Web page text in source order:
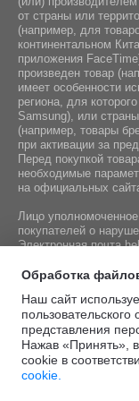
Встроенный
Siri
от страны или
(например, для
континентальном
приложения
произведен товар
имеет особенности
региона, для
Samsung), или
(например, товары
при активации за
Перед покупкой
необходимые
на официальных
Лицо
покупателей о
Электронная почта
Номер телефона
регистрации СООО
уполномоченных
+375 17 215-14-65
Обработка
Наш сайт
пользовательского
представления
Нажав «Принять»,
cookie в
cookie.